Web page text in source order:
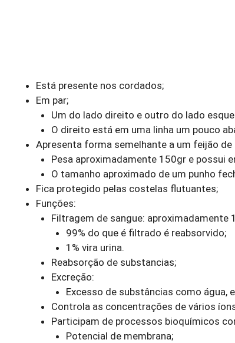
Está presente nos cordados;
Em par;
Um do lado direito e outro do lado
O direito está em uma linha um pouco
Apresenta forma semelhante a um feijão
Pesa aproximadamente 150gr e possui
O tamanho aproximado de um punho
Fica protegido pelas costelas flutuantes;
Funções:
Filtragem de sangue: aproximadamente
99% do que é filtrado é reabsorvido;
1% vira urina.
Reabsorção de substancias;
Excreção:
Excesso de substâncias como água,
Controla as concentrações de vários
Participam de processos bioquímicos
Potencial de membrana;